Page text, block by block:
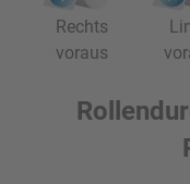
Rechts
voraus